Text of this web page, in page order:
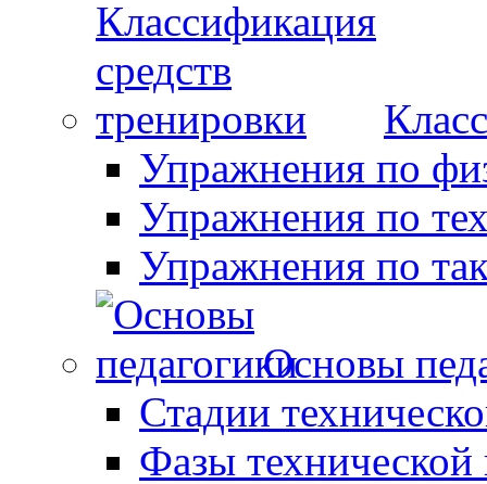
Упражнения по
Упражнения по
Упражнения по
Основы
Стадии
Фазы технической